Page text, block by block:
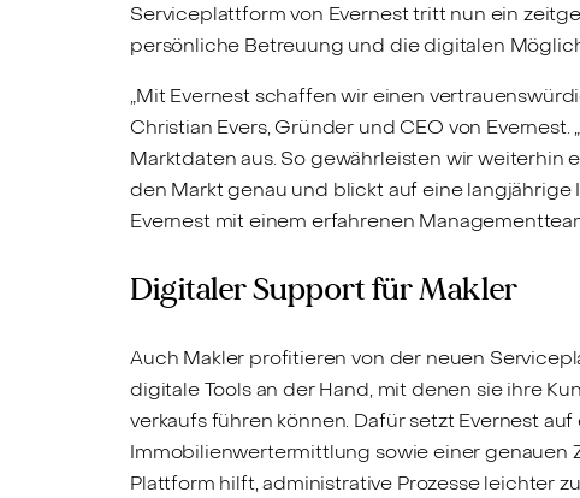
Serviceplattform von Evernest tritt nun ein
persönliche Betreuung und die digitalen
„Mit Evernest schaffen wir einen
Christian Evers, Gründer und CEO von
Marktdaten aus. So gewährleisten wir weiterhin
den Markt genau und blickt auf eine
Evernest mit einem erfahrenen
Digitaler Support für Makler
Auch Makler profitieren von der neuen
digitale Tools an der Hand, mit denen sie ihre
verkaufs führen können. Dafür setzt Evernest
Immobilienwertermittlung sowie einer genauen
Plattform hilft, administrative Prozesse leichter